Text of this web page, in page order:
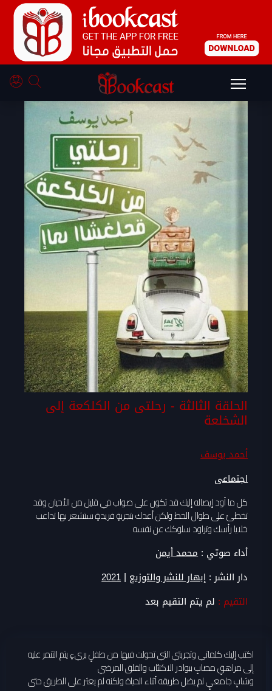
الحلقة الثالثة - رحلتى من الكلكعة إلى
الشخلعة
أحمد يوسف
اجتماعى
كل ما أود إيصاله إليك قد تكون على صواب في قليل من الأحيان وقد
تخطئ على طوال الخط ولكن أعدك بتجربةٍ فريدةٍ ستشعر بها تداعب
خلايا رأسك وتراود سلوكك عن نفسه
أداء صوتي :محمد أيمن
دار النشر : إبهار للنشر والتوزيع |
2021
التقيم : لم يتم التقيم بعد
اكتب إليك كلماتي وتجربتي التي تحولت فيها من طفلٍ بريءٍ يتم التنمر عليه
إلى مراهقٍ مصابٍ ببوادر الاكتئاب والقلق المرضي
وشابٍ جامعيٍ لم يضل طريقه أثناء الحياة ولكنه لم يعثر على الطريق حتى